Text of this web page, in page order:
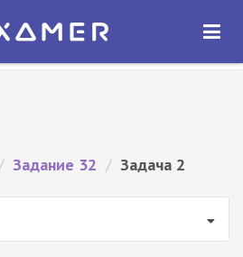
2027
ОТКРЫТЬ
/ Задание 32 / Задача 2